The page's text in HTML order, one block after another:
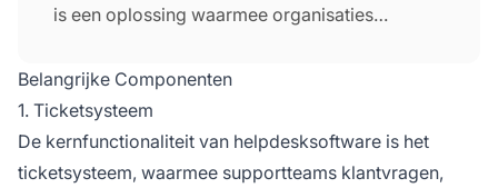
is een oplossing waarmee organisaties
gebruiken op hun eigen servers en binnen hun
eigen IT-infrastructuur. Deze opzet biedt
aanzienlijke voordelen op het gebied van
controle, beveiliging en maatwerk, waardoor
het voor veel bedrijven aantrekkelijk is. In
Belangrijke Componenten
1. Ticketsysteem
De kernfunctionaliteit van helpdesksoftware is het
ticketsysteem, waarmee supportteams klantvragen,